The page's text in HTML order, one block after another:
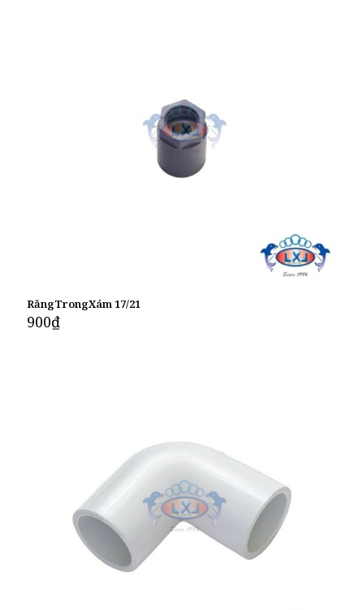
RăngTrongXám 17/21
900₫